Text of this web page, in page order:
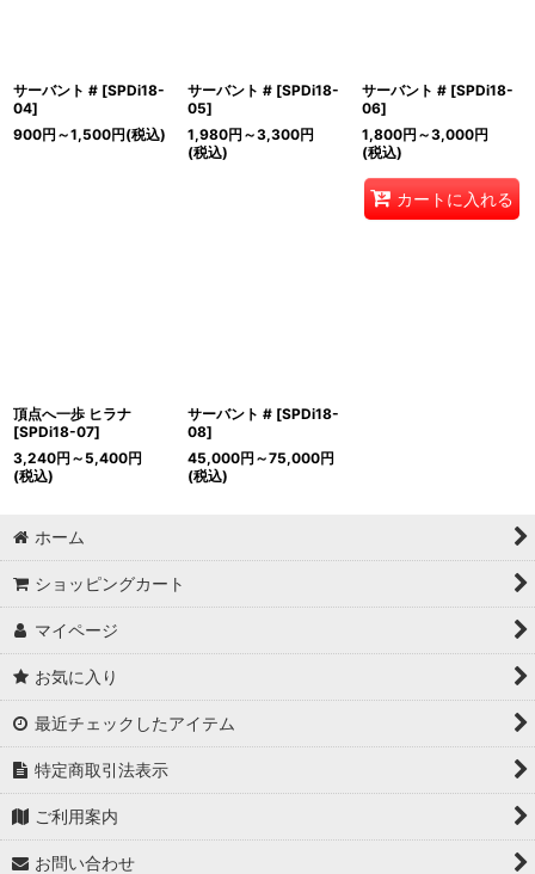
サーバント # [SPDi18-
04]
900円 ～1,500円(税込)
サーバント # [SPDi18-
05]
1,980円 ～3,300円
(税込)
サーバント # [SPDi18-
06]
1,800円 ～3,000円
(税込)
カートに入れる
頂点へ一歩 ヒラナ
[SPDi18-07]
3,240円 ～5,400円
(税込)
サーバント # [SPDi18-
08]
45,000円 ～75,000円
(税込)
ホーム
ショッピングカート
マイページ
お気に入り
最近チェックしたアイテム
特定商取引法表示
ご利用案内
お問い合わせ